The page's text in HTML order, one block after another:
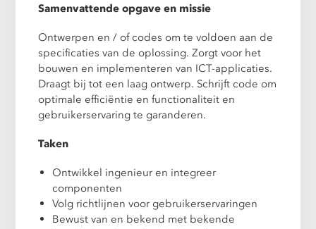
Samenvattende opgave en missie
Ontwerpen en / of codes om te voldoen aan de
specificaties van de oplossing. Zorgt voor het
bouwen en implementeren van ICT-applicaties.
Draagt bij tot een laag ontwerp. Schrijft code om
optimale efficiëntie en functionaliteit en
gebruikerservaring te garanderen.
Taken
Ontwikkel ingenieur en integreer
componenten
Volg richtlijnen voor gebruikerservaringen
Bewust van en bekend met bekende